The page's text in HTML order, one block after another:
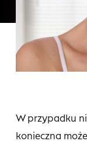
W przypadku
konieczna